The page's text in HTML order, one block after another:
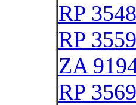
RP
RP
ZA
RP